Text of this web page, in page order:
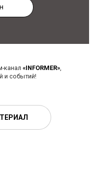
канал «INFORMER»,
и событий!